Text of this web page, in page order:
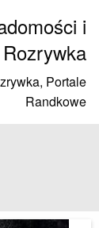
i
Rozrywka
Portale
Randkowe